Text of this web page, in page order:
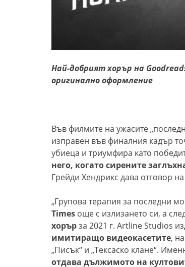
Най-добрият хорър на
оригинално оформление
Във филмите на ужасите
изправен във финалния кадър
убиеца и триумфира като
него, когато сирените
Грейди Хендрикс дава отговор
„Групова терапия за последни
Times още с излизането си, а
хорърза 2021 г. Artline Studios
имитиращо видеокасетите,
„Писък“ и „Тексаско клане“.
отдава дължимото на